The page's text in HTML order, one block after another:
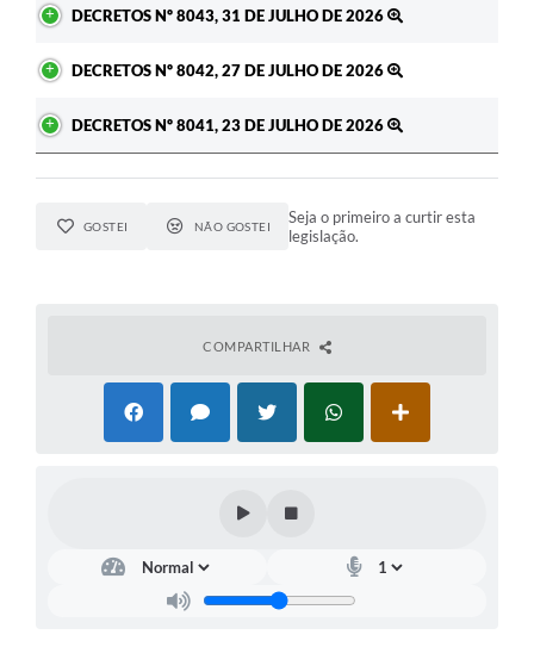
DECRETOS Nº 8043, 31 DE JULHO DE 2026
DECRETOS Nº 8042, 27 DE JULHO DE 2026
DECRETOS Nº 8041, 23 DE JULHO DE 2026
GOSTEI NÃO GOSTEI
Seja o primeiro a curtir esta
legislação.
COMPARTILHAR